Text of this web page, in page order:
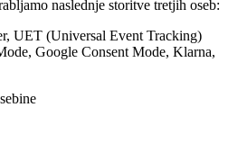
naslednje storitve tretjih oseb:
UET (Universal Event Tracking)
Google Consent Mode, Klarna,